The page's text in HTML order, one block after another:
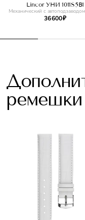
Lincor УНИ 1011S5B1
Механический с
36 600 ₽
ремешки